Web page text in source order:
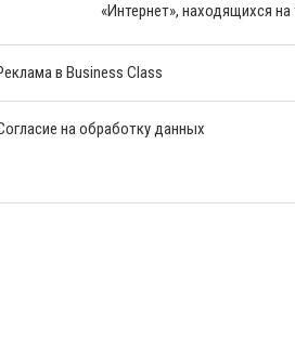
«Интернет», находящихся
в Business Class
на обработку данных